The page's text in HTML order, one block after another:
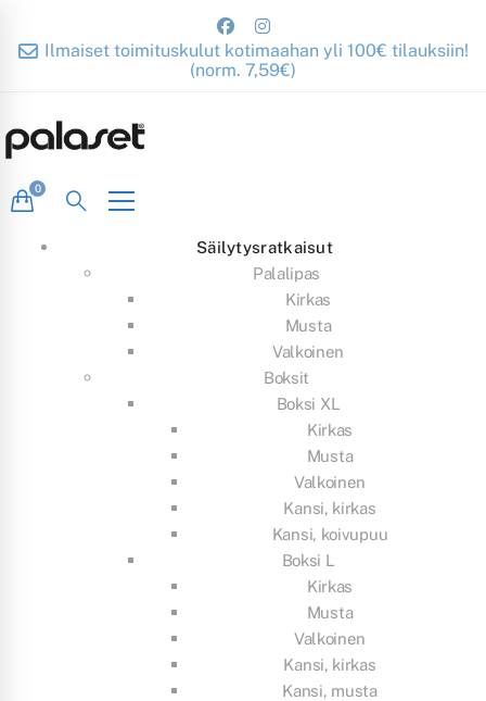
Ilmaiset toimituskulut kotimaahan yli 100€ tilauksiin!
(norm. 7,59€)
Säilytysratkaisut
Palalipas
Kirkas
Musta
Valkoinen
Boksit
Boksi XL
Kirkas
Musta
Valkoinen
Kansi, kirkas
Kansi, koivupuu
Boksi L
Kirkas
Musta
Valkoinen
Kansi, kirkas
Kansi, musta